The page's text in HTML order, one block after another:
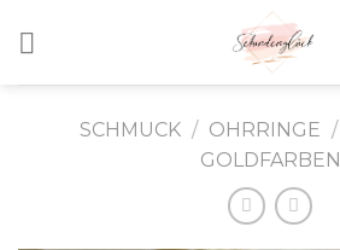
SCHMUCK / OHRRINGE /
GOLDFARBEN